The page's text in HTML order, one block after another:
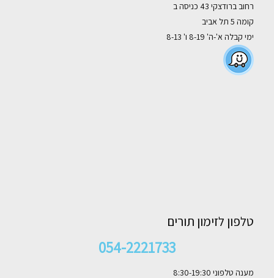
רחוב ברודצקי 43 כניסה ב
קומה 5 תל אביב
ימי קבלה א'-ה' 8-19 ו' 8-13
טלפון לזימון תורים
054-2221733
מענה טלפוני 8:30-19:30